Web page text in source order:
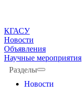
КГАСУ
Новости
Объявления
Научные мероприятия
Разделы
Новости